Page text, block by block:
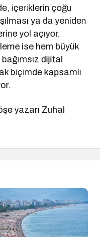
içeriklerin çoğu
ya da yeniden
yol açıyor.
ise hem büyük
dijital
biçimde kapsamlı
yazarı Zuhal